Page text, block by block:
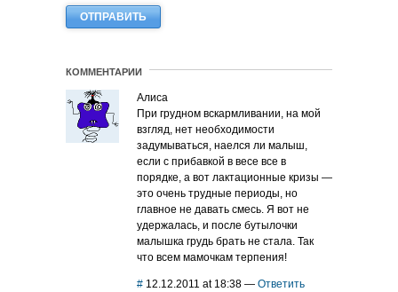
КОММЕНТАРИИ
Алиса
При грудном вскармливании, на мой
взгляд, нет необходимости
задумываться, наелся ли малыш,
если с прибавкой в весе все в
порядке, а вот лактационные кризы —
это очень трудные периоды, но
главное не давать смесь. Я вот не
удержалась, и после бутылочки
малышка грудь брать не стала. Так
что всем мамочкам терпения!
# 12.12.2011 at 18:38 — Ответить